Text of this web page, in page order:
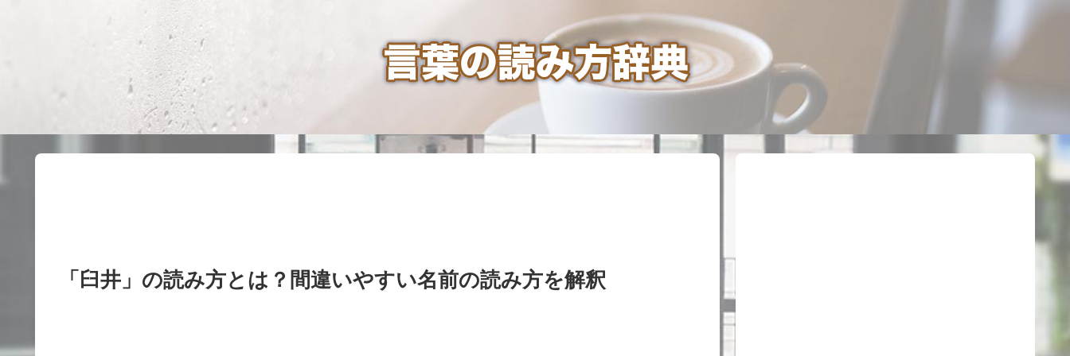
「臼井」の読み方とは？間違いやすい名前の読み方を解釈